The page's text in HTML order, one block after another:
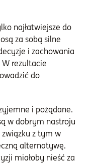
najłatwiejsze do
za sobą silne
i zachowania
rezultacie
do
i pożądane.
w dobrym nastroju
z tym w
alternatywę.
miałoby nieść za